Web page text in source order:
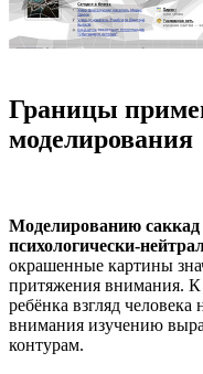
Границы
моделирования
Моделированию
психологически-
окрашенные картины
притяжения внимания.
ребёнка взгляд
внимания изучению
контурам.